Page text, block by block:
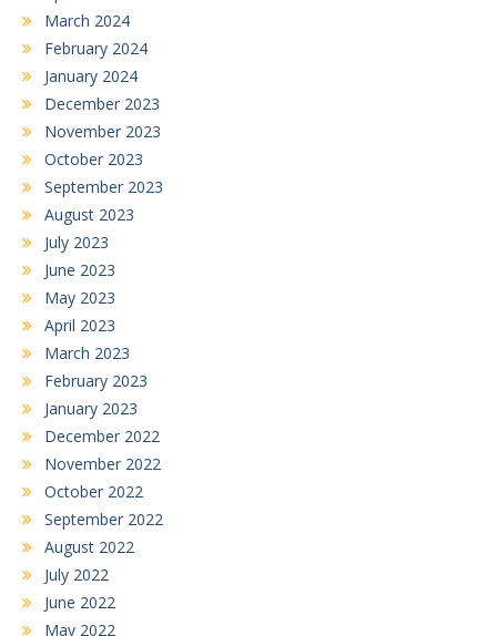
March 2024
February 2024
January 2024
December 2023
November 2023
October 2023
September 2023
August 2023
July 2023
June 2023
May 2023
April 2023
March 2023
February 2023
January 2023
December 2022
November 2022
October 2022
September 2022
August 2022
July 2022
June 2022
May 2022